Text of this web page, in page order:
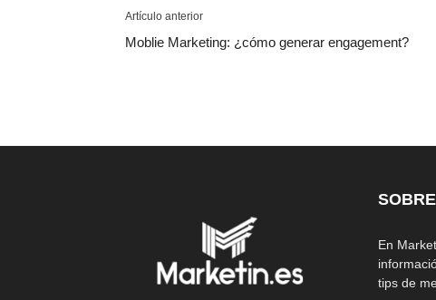
Artículo anterior
Moblie Marketing: ¿cómo generar engagement?
En
tips de